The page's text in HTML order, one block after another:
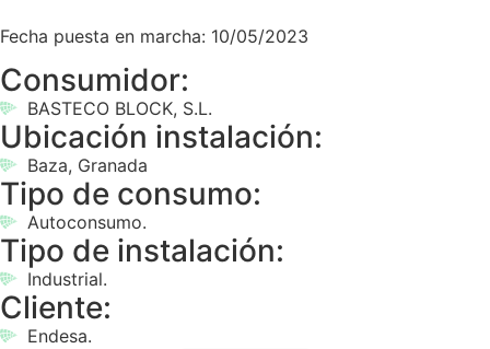
Fecha puesta en marcha: 10/05/2023
Consumidor:
BASTECO BLOCK, S.L.
Ubicación instalación:
Baza, Granada
Tipo de consumo:
Autoconsumo.
Tipo de instalación:
Industrial.
Cliente:
Endesa.